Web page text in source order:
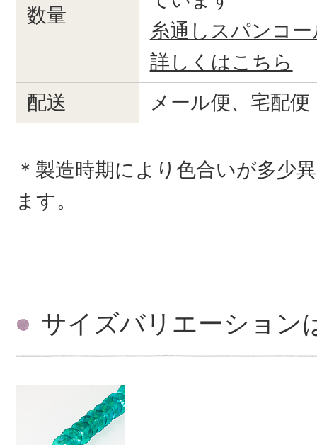
数量
糸通しスパンコ
詳しくはこちら
配送
メール便、宅配便
＊製造時期により色合いが多少
ます。
サイズバリエーション